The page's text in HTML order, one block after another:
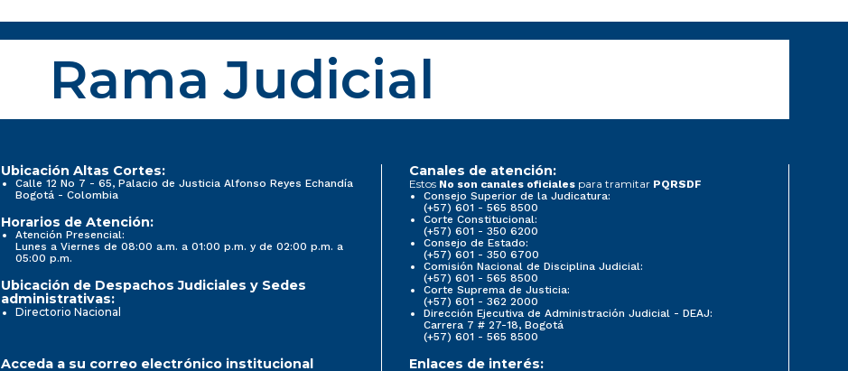
Rama Judicial
Ubicación Altas Cortes:
Calle 12 No 7 - 65, Palacio de Justicia Alfonso Reyes Echandía
Bogotá - Colombia
Horarios de Atención:
Atención Presencial:
Lunes a Viernes de 08:00 a.m. a 01:00 p.m. y de 02:00 p.m. a
05:00 p.m.
Ubicación de Despachos Judiciales y Sedes
administrativas:
Directorio Nacional
Canales de atención:
Estos No son canales oficiales para tramitar PQRSDF
Consejo Superior de la Judicatura:
(+57) 601 - 565 8500
Corte Constitucional:
(+57) 601 - 350 6200
Consejo de Estado:
(+57) 601 - 350 6700
Comisión Nacional de Disciplina Judicial:
(+57) 601 - 565 8500
Corte Suprema de Justicia:
(+57) 601 - 362 2000
Dirección Ejecutiva de Administración Judicial - DEAJ:
Carrera 7 # 27-18, Bogotá
(+57) 601 - 565 8500
Acceda a su correo electrónico institucional Enlaces de interés: